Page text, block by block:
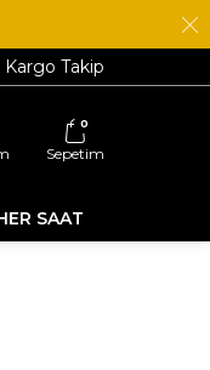
Kargo Takip
0
Sepetim
SAAT